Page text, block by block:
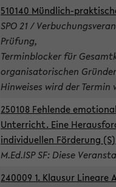
510140 Mündlich-
SPO 21 /
Prüfung,
Terminblocker für
organisatorischen
Hinweises wird der Termin
250108 Fehlende
Unterricht. Eine
individuellen Förderung (S)
M.Ed.ISP SF: Diese
240009 1. Klausur Lineare